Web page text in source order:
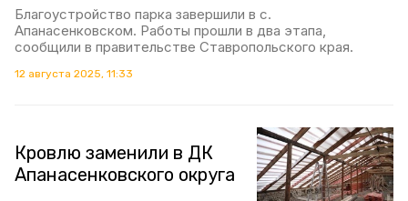
Благоустройство парка завершили в с.
Апанасенковском. Работы прошли в два этапа,
сообщили в правительстве Ставропольского края.
12 августа 2025, 11:33
Кровлю заменили в ДК
Апанасенковского округа